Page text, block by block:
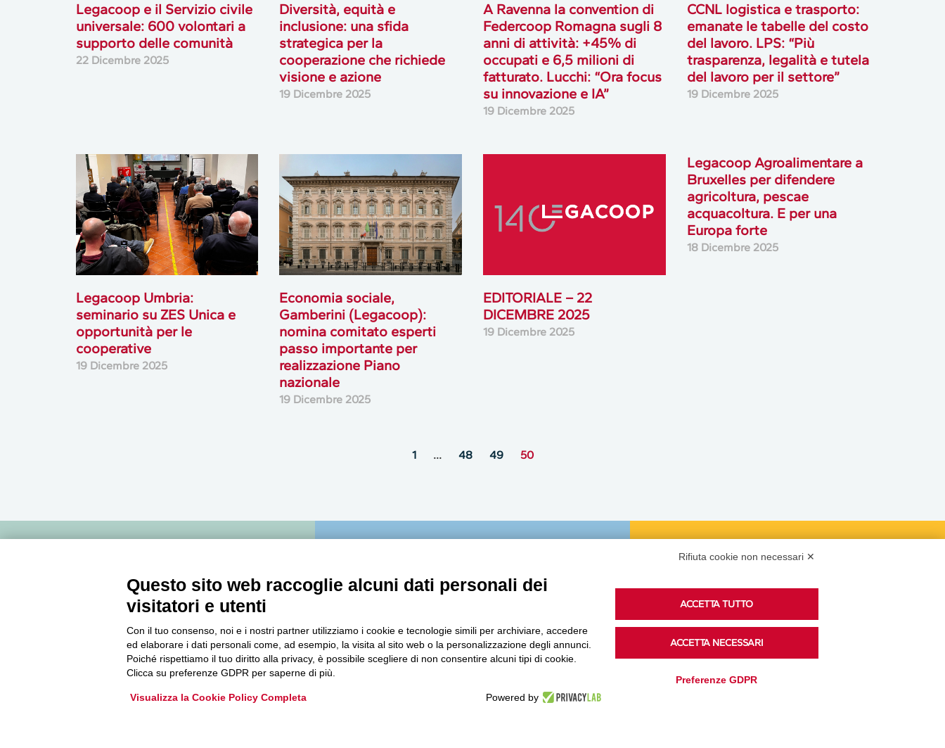
Legacoop e il Servizio civile
universale: 600 volontari a
supporto delle comunità
22 Dicembre 2025
Diversità, equità e
inclusione: una sfida
strategica per la
cooperazione che richiede
visione e azione
19 Dicembre 2025
A Ravenna la convention di
Federcoop Romagna sugli 8
anni di attività: +45% di
occupati e 6,5 milioni di
fatturato. Lucchi: “Ora focus
su innovazione e IA”
19 Dicembre 2025
CCNL logistica e trasporto:
emanate le tabelle del costo
del lavoro. LPS: “Più
trasparenza, legalità e tutela
del lavoro per il settore”
19 Dicembre 2025
Legacoop Umbria:
seminario su ZES Unica e
opportunità per le
cooperative
19 Dicembre 2025
Economia sociale,
Gamberini (Legacoop):
nomina comitato esperti
passo importante per
realizzazione Piano
nazionale
19 Dicembre 2025
EDITORIALE – 22
DICEMBRE 2025
19 Dicembre 2025
Legacoop Agroalimentare a
Bruxelles per difendere
agricoltura, pescae
acquacoltura. E per una
Europa forte
18 Dicembre 2025
1 … 48 49 50
Accedi o iscriviti alla nostra Newsletter Legacoop
mondo della cooperazione.
Guarda i nostri video, storie e webinar.
Podcast
Ascolta i podcast di approfondimento di Legacoop
su Spreaker.
Rifiuta cookie non necessari ✕
Questo sito web raccoglie alcuni dati personali dei
visitatori e utenti
Con il tuo consenso, noi e i nostri partner utilizziamo i cookie e tecnologie simili per archiviare, accedere
ed elaborare i dati personali come, ad esempio, la visita al sito web o la personalizzazione degli annunci.
Poiché rispettiamo il tuo diritto alla privacy, è possibile scegliere di non consentire alcuni tipi di cookie.
Clicca su preferenze GDPR per saperne di più.
Visualizza la Cookie Policy Completa Powered by
ACCETTA TUTTO
ACCETTA NECESSARI
Preferenze GDPR